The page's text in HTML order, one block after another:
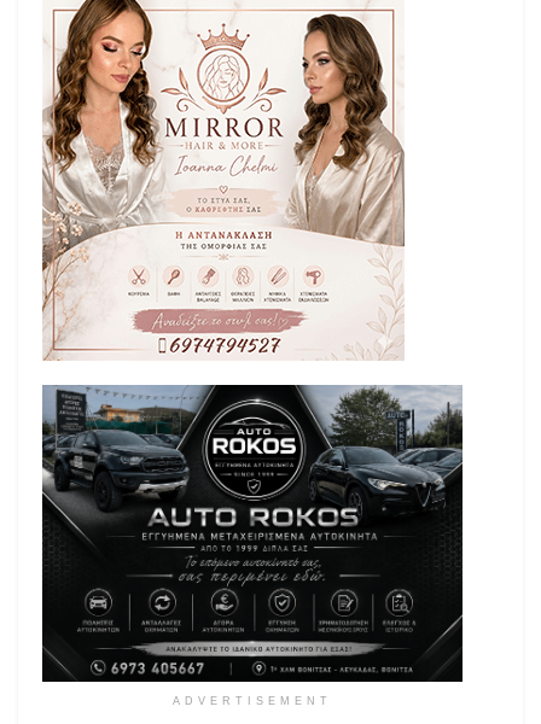
ADVERTISEMENT